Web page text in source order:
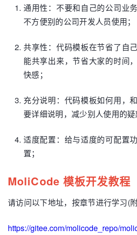
通用性：不要和自己的公司业
不方便别的公司开发人员使用；
共享性：代码模板在节省了自
能共享出来，节省大家的时间
快感；
充分说明：代码模板如何用，
要详细说明，减少别人使用的疑
适度配置：给与适度的可配置
置；
MoliCode 模板开发教程
请访问以下地址，按章节进行学习(
https://gitee.com/molicode_repo/